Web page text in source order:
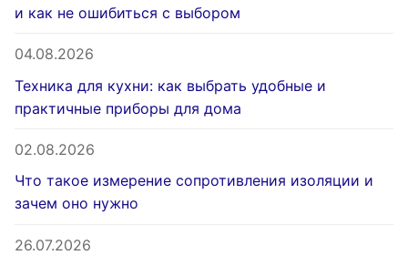
и как не ошибиться с выбором
04.08.2026
Техника для кухни: как выбрать удобные и
практичные приборы для дома
02.08.2026
Что такое измерение сопротивления изоляции и
зачем оно нужно
26.07.2026